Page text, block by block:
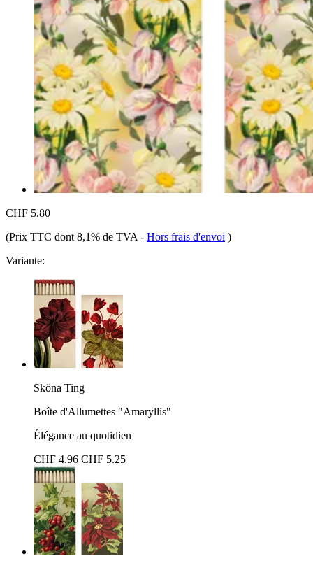
CHF 5.80
(Prix TTC dont 8,1% de TVA - Hors frais d'envoi )
Variante:
Sköna Ting
Boîte d'Allumettes "Amaryllis"
Élégance au quotidien
CHF 4.96 CHF 5.25